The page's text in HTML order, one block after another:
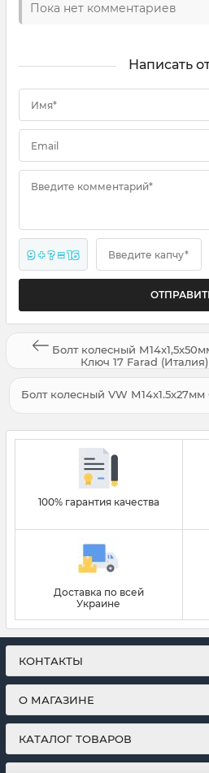
Пока нет комментариев
Написать
Имя*
Email
Введите комментарий*
9 + ? = 16 Введите капчу*
Болт колесный
Ключ 17 Farad
Болт колесный VW
100% гарантия качества
Доставка по всей
Украине
КОНТАКТЫ
О МАГАЗИНЕ
КАТАЛОГ ТОВАРОВ